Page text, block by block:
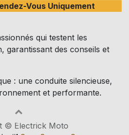
Vous Uniquement
qui testent les
garantissant des conseils et
: une conduite silencieuse,
et performante.
© Electrick Moto